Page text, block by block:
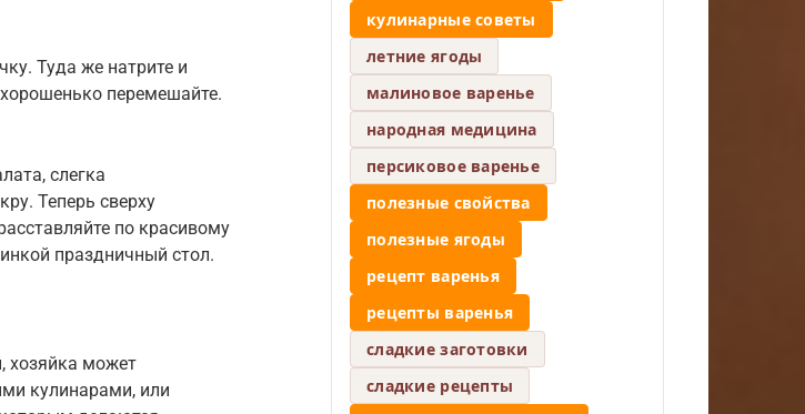
Туда же натрите и
перемешайте.
слегка
Теперь сверху
по красивому
праздничный стол.
хозяйка может
кулинарами, или
кулинарные советы
летние ягоды
малиновое варенье
народная медицина
персиковое варенье
полезные свойства
полезные ягоды
рецепт варенья
рецепты варенья
сладкие заготовки
сладкие рецепты